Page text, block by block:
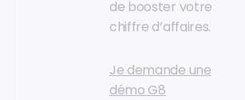
de booster votre
chiffre d’affaires.
Je demande une
démo G8